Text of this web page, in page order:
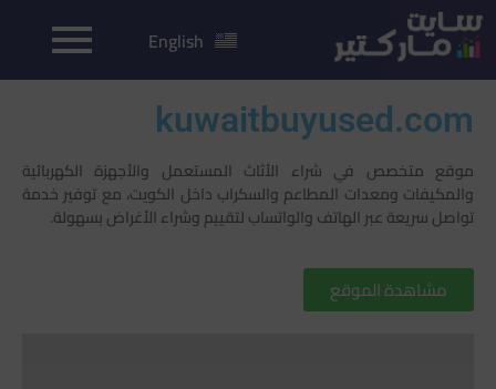
English
kuwaitbuyused.com
موقع متخصص في شراء الأثاث المستعمل والأجهزة الكهربائية
والمكيفات ومعدات المطاعم والسكراب داخل الكويت، مع توفير خدمة
تواصل سريعة عبر الهاتف والواتساب لتقييم وشراء الأغراض بسهولة.
مشاهدة الموقع